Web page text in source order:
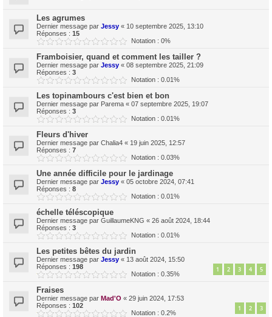
Les agrumes
Dernier message par Jessy « 10 septembre 2025, 13:10
Réponses : 15
Notation : 0%
Framboisier, quand et comment les tailler ?
Dernier message par Jessy « 08 septembre 2025, 21:09
Réponses : 3
Notation : 0.01%
Les topinambours c'est bien et bon
Dernier message par Parema « 07 septembre 2025, 19:07
Réponses : 3
Notation : 0.01%
Fleurs d'hiver
Dernier message par Chalia4 « 19 juin 2025, 12:57
Réponses : 7
Notation : 0.03%
Une année difficile pour le jardinage
Dernier message par Jessy « 05 octobre 2024, 07:41
Réponses : 8
Notation : 0.01%
échelle téléscopique
Dernier message par GuillaumeKNG « 26 août 2024, 18:44
Réponses : 3
Notation : 0.01%
Les petites bêtes du jardin
Dernier message par Jessy « 13 août 2024, 15:50
Réponses : 198 1 2 3 4 5
Notation : 0.35%
Fraises
Dernier message par Mad'O « 29 juin 2024, 17:53
Réponses : 102 1 2 3
Notation : 0.2%